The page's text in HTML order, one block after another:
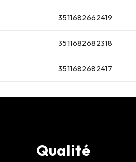
3511682662419
3511682682318
3511682682417
Qualité